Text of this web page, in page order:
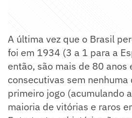
A última vez que o Brasil
foi em 1934 (3 a 1 para a
então, são mais de 80 anos
consecutivas sem nenhuma
primeiro jogo (acumulando
maioria de vitórias e raros